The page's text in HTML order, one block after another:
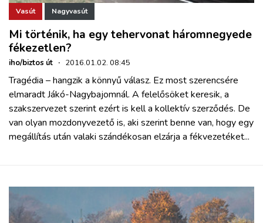
Vasút Nagyvasút
Mi történik, ha egy tehervonat háromnegyede
fékezetlen?
iho/biztos út · 2016.01.02. 08:45
Tragédia – hangzik a könnyű válasz. Ez most szerencsére
elmaradt Jákó-Nagybajomnál. A felelősöket keresik, a
szakszervezet szerint ezért is kell a kollektív szerződés. De
van olyan mozdonyvezető is, aki szerint benne van, hogy egy
megállítás után valaki szándékosan elzárja a fékvezetéket...